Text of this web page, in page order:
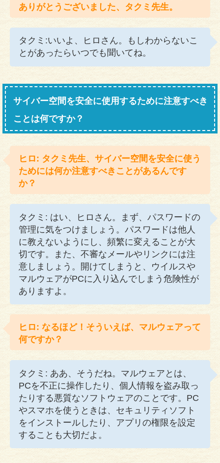
ありがとうございました、タクミ先生。
タクミ:いいよ、ヒロさん。もしわからないこ
とがあったらいつでも聞いてね。
サイバー空間を安全に使用するために注意すべき
ことは何ですか？
ヒロ: タクミ先生、サイバー空間を安全に使う
ためには何か注意すべきことがあるんです
か？
タクミ: はい、ヒロさん。まず、パスワードの
管理に気をつけましょう。パスワードは他人
に教えないようにし、頻繁に変えることが大
切です。また、不審なメールやリンクには注
意しましょう。開けてしまうと、ウイルスや
マルウェアがPCに入り込んでしまう危険性が
ありますよ。
ヒロ: なるほど！そういえば、マルウェアって
何ですか？
タクミ: ああ、そうだね。マルウェアとは、
PCを不正に操作したり、個人情報を盗み取っ
たりする悪質なソフトウェアのことです。PC
やスマホを使うときは、セキュリティソフト
をインストールしたり、アプリの権限を設定
することも大切だよ。